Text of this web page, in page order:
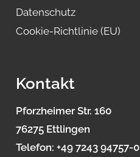
Datenschutz
Cookie-Richtlinie (EU)
Kontakt
Pforzheimer Str. 160
76275 Ettlingen
Telefon: +49 7243 94757-0